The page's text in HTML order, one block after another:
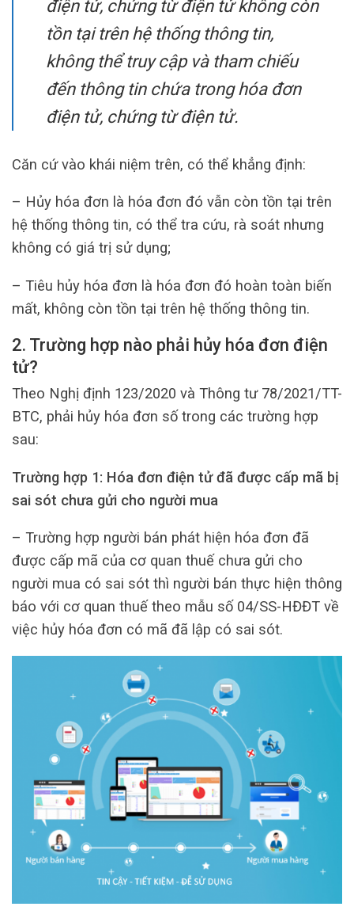
điện tử, chứng từ điện tử không còn
tồn tại trên hệ thống thông tin,
không thể truy cập và tham chiếu
đến thông tin chứa trong hóa đơn
điện tử, chứng từ điện tử.
Căn cứ vào khái niệm trên, có thể khẳng định:
– Hủy hóa đơn là hóa đơn đó vẫn còn tồn tại trên
hệ thống thông tin, có thể tra cứu, rà soát nhưng
không có giá trị sử dụng;
– Tiêu hủy hóa đơn là hóa đơn đó hoàn toàn biến
mất, không còn tồn tại trên hệ thống thông tin.
2. Trường hợp nào phải hủy hóa đơn điện
tử?
Theo Nghị định 123/2020 và Thông tư 78/2021/TT-
BTC, phải hủy hóa đơn số trong các trường hợp
sau:
Trường hợp 1: Hóa đơn điện tử đã được cấp mã bị
sai sót chưa gửi cho người mua
– Trường hợp người bán phát hiện hóa đơn đã
được cấp mã của cơ quan thuế chưa gửi cho
người mua có sai sót thì người bán thực hiện thông
báo với cơ quan thuế theo mẫu số 04/SS-HĐĐT về
việc hủy hóa đơn có mã đã lập có sai sót.